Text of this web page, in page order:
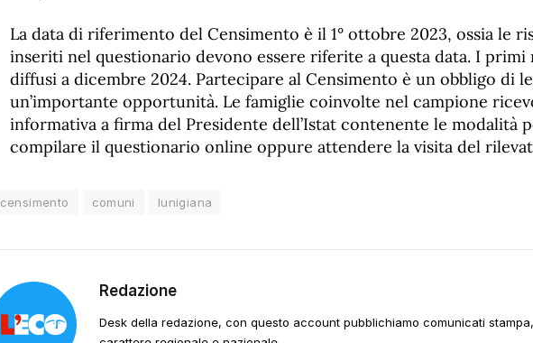
La data di riferimento del Censimento è il 1° ottobre 2023, ossia le
inseriti nel questionario devono essere riferite a questa data. I primi
diffusi a dicembre 2024. Partecipare al Censimento è un obbligo di
un’importante opportunità. Le famiglie coinvolte nel campione
informativa a firma del Presidente dell’Istat contenente le modalità
compilare il questionario online oppure attendere la visita del
censimento comuni lunigiana
Redazione
Desk della redazione, con questo account pubblichiamo comunicati